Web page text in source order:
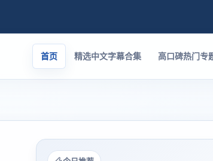
首页 精选中文字幕合集 高口碑热门专